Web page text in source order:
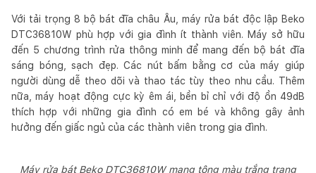
Với tải trọng 8 bộ bát đĩa châu Âu, máy rửa bát độc lập Beko
DTC36810W phù hợp với gia đình ít thành viên. Máy sở hữu
đến 5 chương trình rửa thông minh để mang đến bộ bát đĩa
sáng bóng, sạch đẹp. Các nút bấm bằng cơ của máy giúp
người dùng dễ theo dõi và thao tác tùy theo nhu cầu. Thêm
nữa, máy hoạt động cực kỳ êm ái, bền bỉ chỉ với độ ồn 49dB
thích hợp với những gia đình có em bé và không gây ảnh
hưởng đến giấc ngủ của các thành viên trong gia đình.
Máy rửa bát Beko DTC36810W mang tông màu trắng trang